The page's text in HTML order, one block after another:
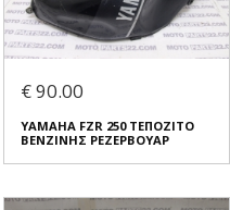
€ 90.00
YAMAHA FZR 250 ΤΕΠΟΖΙΤΟ
ΒΕΝΖΙΝΗΣ ΡΕΖΕΡΒΟΥΑΡ